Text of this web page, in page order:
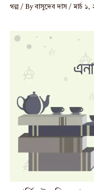
গল্প / Byবাসুদেব দাস /মার্চ